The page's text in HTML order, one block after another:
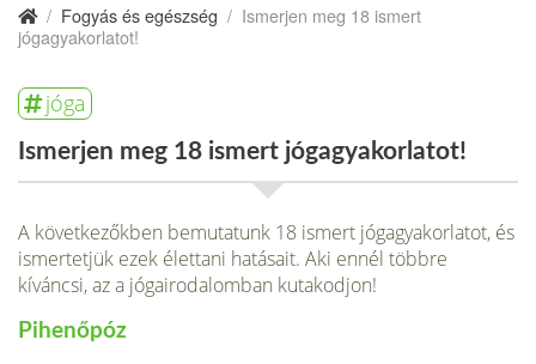
/ Fogyás és egészség / Ismerjen meg 18 ismert
jógagyakorlatot!
jóga
Ismerjen meg 18 ismert jógagyakorlatot!
A következőkben bemutatunk 18 ismert jógagyakorlatot, és
ismertetjük ezek élettani hatásait. Aki ennél többre
kíváncsi, az a jógairodalomban kutakodjon!
Pihenőpóz